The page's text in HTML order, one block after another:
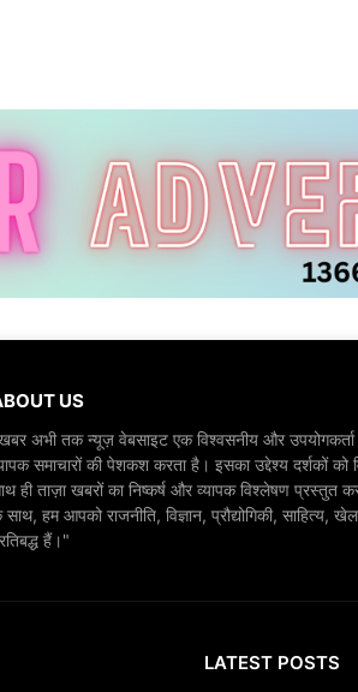
US
अभी तक न्यूज़ वेबसाइट एक विश्वसनीय और उपयोगकर्ता
समाचारों की पेशकश करता है। इसका उद्देश्य दर्शकों को
ही ताज़ा खबरों का निष्कर्ष और व्यापक विश्लेषण प्रस्तुत
हम आपको राजनीति, विज्ञान, प्रौद्योगिकी,
हैं।"
LATEST POSTS